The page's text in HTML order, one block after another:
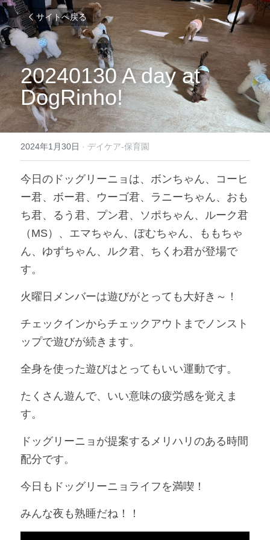
サイトへ戻る
20240130 A day at
DogRinho!
2024年1月30日 · デイケア-保育園
今日のドッグリーニョは、ボンちゃん、コーヒ
ー君、ボー君、ウーゴ君、ラニーちゃん、おも
ち君、るう君、プン君、ソポちゃん、ルーク君
（MS）、エマちゃん、ぽむちゃん、ももちゃ
ん、ゆずちゃん、ルク君、ちくわ君が登場で
す。
火曜日メンバーは遊びがとっても大好き～！
チェックインからチェックアウトまでノンスト
ップで遊びが続きます。
全身を使った遊びはとってもいい運動です。
たくさん遊んで、いい意味の疲労感を覚えま
す。
ドッグリーニョが提案するメリハリのある時間
配分です。
今日もドッグリーニョライフを満喫！
みんな夜も熟睡だね！！